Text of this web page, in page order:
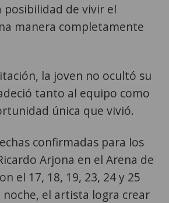
de vivir el
manera completamente
la joven no ocultó su
tanto al equipo como
única que vivió.
confirmadas para los
Arjona en el Arena de
el 17, 18, 19, 23, 24 y 25
noche, el artista logra crear